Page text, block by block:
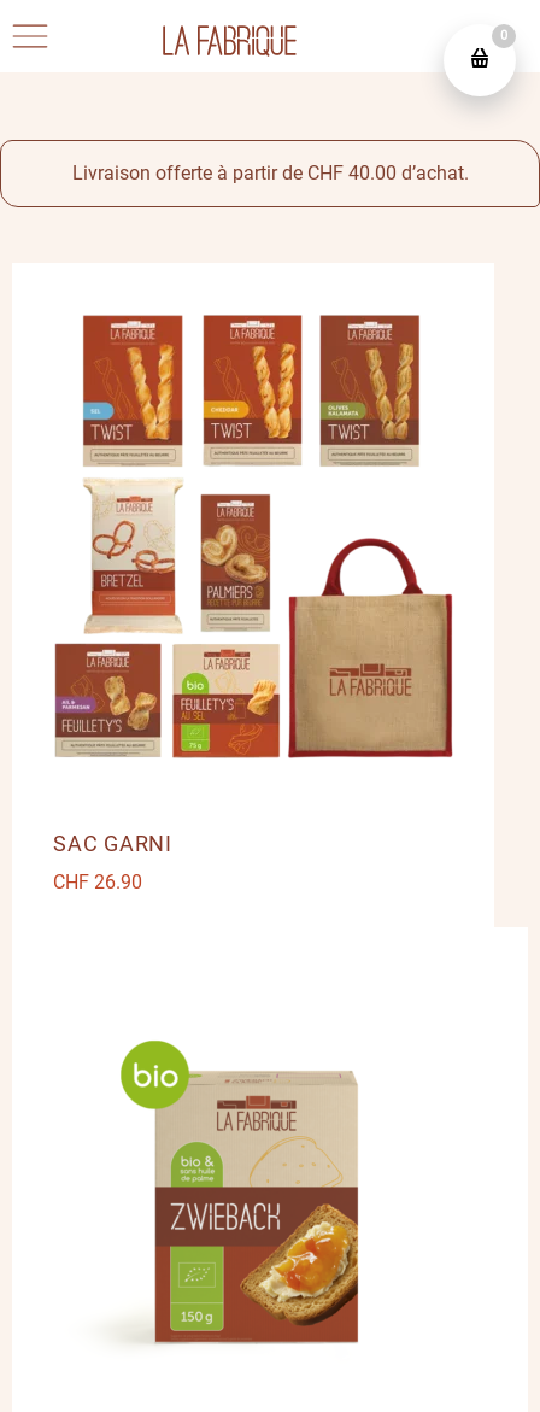
Livraison offerte à partir de CHF 40.00 d’achat.
SAC GARNI
CHF 26.90
0